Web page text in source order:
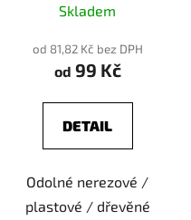
Skladem
od 81,82 Kč bez DPH
od 99 Kč
DETAIL
Odolné nerezové /
plastové / dřevěné